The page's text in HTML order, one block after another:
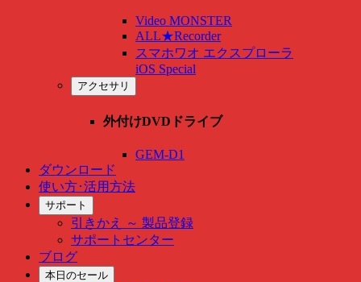
Video MONSTER
ALL★Recorder
スマホワオ エクスプローラ
iOS Special
アクセサリ
外付けDVDドライブ
GEM-D1
ダウンロード
使い方･活用方法
サポート
引きかえ ～ 製品登録
サポートセンター
ブログ
本日のセール